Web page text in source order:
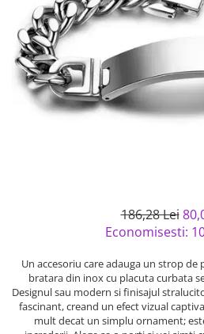
semipretioase
Bijuterii argint placat cu aur
Bijuterii argint cu diverse
materiale
Bijuterii argint cu murano
Bijuterii de Lux
Bijuterii gotice si rock
Bijuterii Handmade
Bijuterii fantezie
Casete si cutii de bijuterii
Solutii si lavete de curatare
186,28 Lei
Economisesti:
Un accesoriu care adauga un strop
bratara din inox cu placuta curbata
Designul sau modern si finisajul
fascinant, creand un efect vizual
mult decat un simplu ornament;